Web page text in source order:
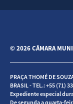
© 2026 CÂMARA
PRAÇA THOMÉ DE
BRASIL - TEL.: +55 (71)
Expediente especial
De segunda a quarta-